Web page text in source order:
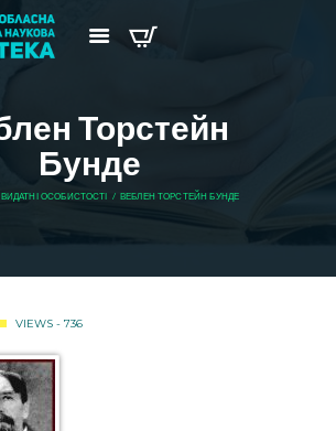
Торстейн
Бунде
ВИДАТНІ ОСОБИСТОСТІ ВЕБЛЕН ТОРСТЕЙН БУНДЕ
VIEWS - 736